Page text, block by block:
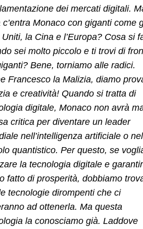
dei mercati digitali.
c’entra Monaco con giganti come
la Cina e l’Europa? Cosa si
sei molto piccolo e ti trovi di
Bene, torniamo alle radici.
Francesco la Malizia, diamo
e creatività! Quando si tratta di
digitale, Monaco non avrà
critica per diventare un leader
nell’intelligenza artificiale o nel
quantistico. Per questo, se
la tecnologia digitale e
fatto di prosperità, dobbiamo
tecnologie dirompenti che ci
ad ottenerla. Ma questa
la conosciamo già. Laddove